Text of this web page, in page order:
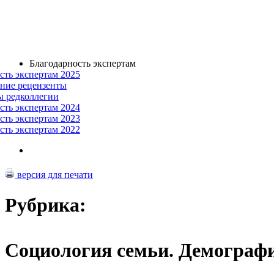
Благодарность экспертам
экспертам 2025
рецензенты
редколлегии
экспертам 2024
экспертам 2023
экспертам 2022
версия для печати
Рубрика:
Социология семьи.